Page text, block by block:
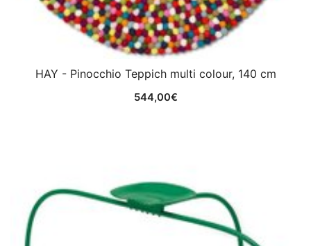
HAY - Pinocchio Teppich multi colour, 140 cm
544,00€